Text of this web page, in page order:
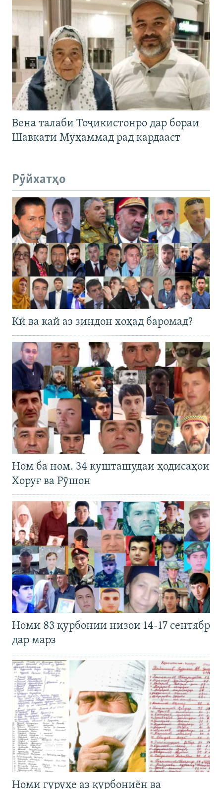
Вена талаби Тоҷикистонро дар бораи
Шавкати Муҳаммад рад кардааст
Рӯйхатҳо
Кӣ ва кай аз зиндон хоҳад баромад?
Ном ба ном. 34 кушташудаи ҳодисаҳои
Хоруғ ва Рӯшон
Номи 83 қурбонии низои 14-17 сентябр
дар марз
Номи гуруҳе аз қурбониён ва